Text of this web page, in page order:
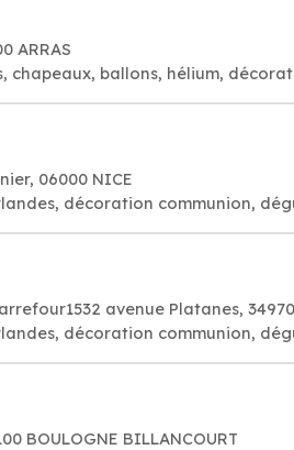
ARRAS
chapeaux, ballons, hélium,
06000 NICE
décoration communion,
avenue Platanes, 34970
décoration communion,
BOULOGNE BILLANCOURT